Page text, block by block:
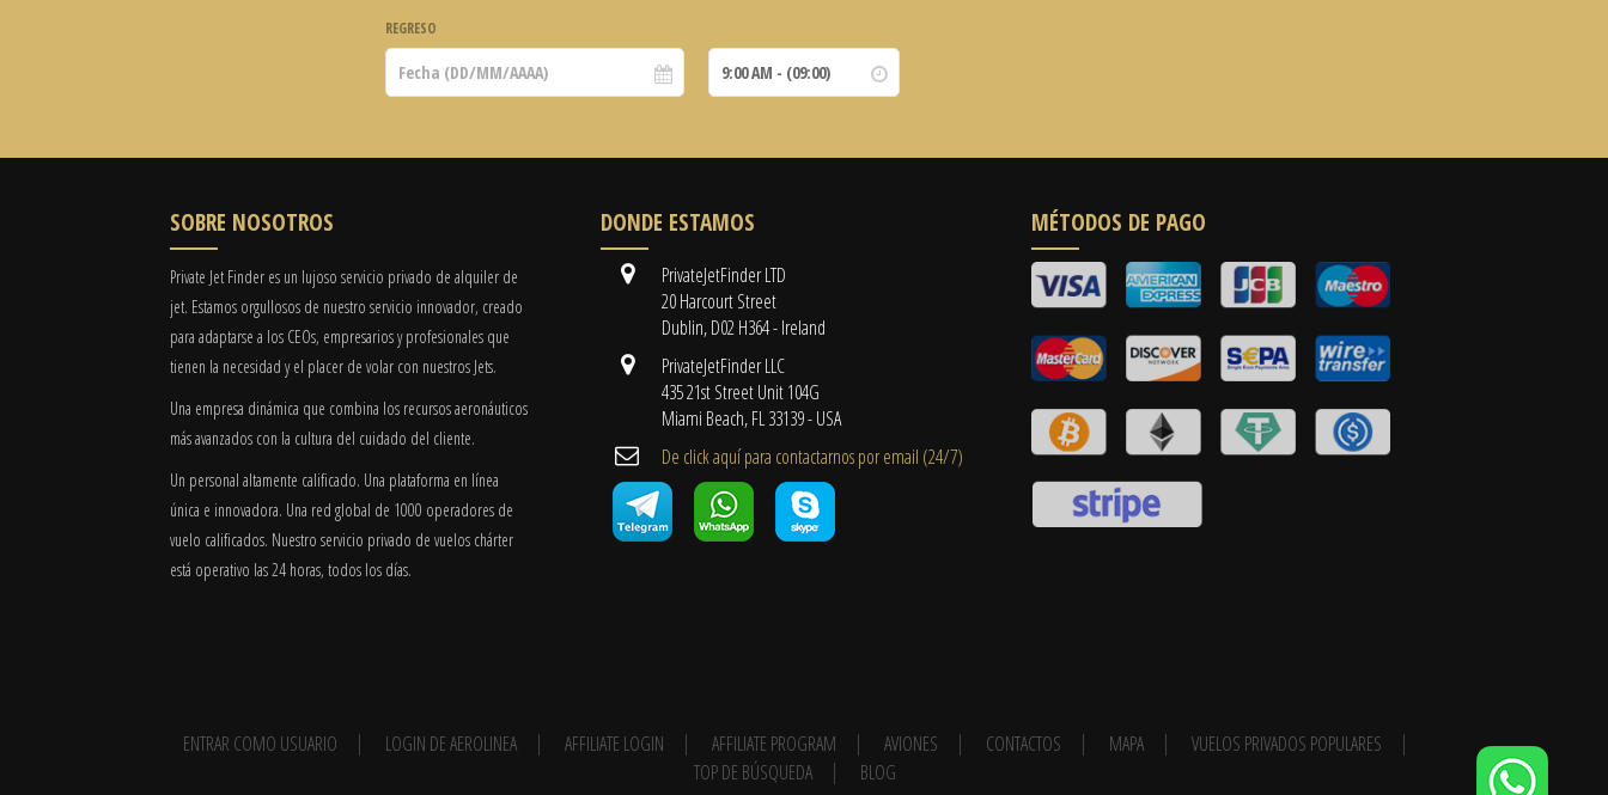
REGRESO
SOBRE NOSOTROS
Private Jet Finder es un lujoso servicio privado de alquiler de
jet. Estamos orgullosos de nuestro servicio innovador, creado
para adaptarse a los CEOs, empresarios y profesionales que
tienen la necesidad y el placer de volar con nuestros Jets.
Una empresa dinámica que combina los recursos aeronáuticos
más avanzados con la cultura del cuidado del cliente.
Un personal altamente calificado. Una plataforma en línea
única e innovadora. Una red global de 1000 operadores de
vuelo calificados. Nuestro servicio privado de vuelos chárter
está operativo las 24 horas, todos los días.
DONDE ESTAMOS
PrivateJetFinder LTD
20 Harcourt Street
Dublin, D02 H364 - Ireland
PrivateJetFinder LLC
435 21st Street Unit 104G
Miami Beach, FL 33139 - USA
De click aquí para contactarnos por email ​(24/7)
MÉTODOS DE PAGO
ENTRAR COMO USUARIO LOGIN DE AEROLINEA AFFILIATE LOGIN AFFILIATE PROGRAM AVIONES CONTACTOS MAPA
VUELOS PRIVADOS POPULARES
TOP DE BÚSQUEDA
BLOG